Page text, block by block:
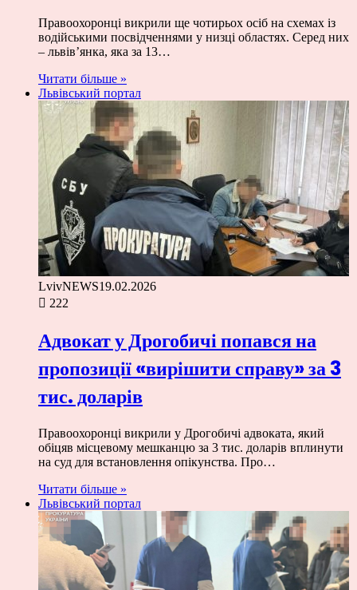
Правоохоронці викрили ще чотирьох осіб на схемах із
водійськими посвідченнями у низці областях. Серед них
– львів’янка, яка за 13…
Читати більше »
Львівський портал
LvivNEWS19.02.2026
222
Адвокат у Дрогобичі попався на
пропозиції «вирішити справу» за 3
тис. доларів
Правоохоронці викрили у Дрогобичі адвоката, який
обіцяв місцевому мешканцю за 3 тис. доларів вплинути
на суд для встановлення опікунства. Про…
Читати більше »
Львівський портал